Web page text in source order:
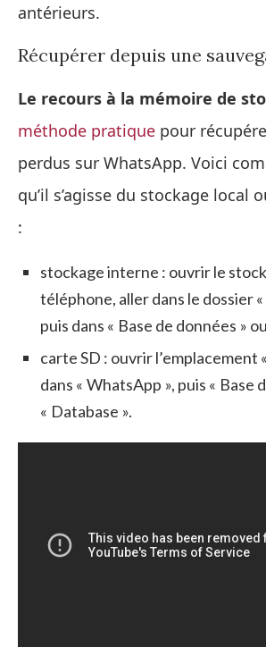
antérieurs.
Récupérer depuis une
Le recours à la mémoire de
méthode pratique pour
perdus sur WhatsApp. Voici
qu’il s’agisse du stockage local
:
stockage interne : ouvrir le
téléphone, aller dans le dossier
puis dans « Base de données »
carte SD : ouvrir l’emplacement
dans « WhatsApp », puis « Base
« Database ».